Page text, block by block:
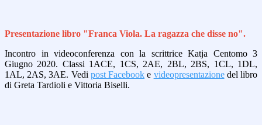
Presentazione libro "Franca Viola. La ragazza che disse no".
Incontro in videoconferenza con la scrittrice Katja Centomo 3
Giugno 2020. Classi 1ACE, 1CS, 2AE, 2BL, 2BS, 1CL, 1DL,
1AL, 2AS, 3AE. Vedi post Facebook e videopresentazionedel libro
di Greta Tardioli e Vittoria Biselli.